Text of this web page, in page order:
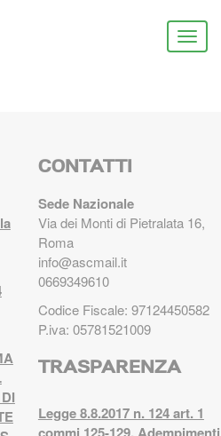
CONTATTI
Sede Nazionale
Via dei Monti di Pietralata 16,
Roma
info@ascmail.it
0669349610
Codice Fiscale: 97124450582
P.iva: 05781521009
TRASPARENZA
Legge 8.8.2017 n. 124 art. 1